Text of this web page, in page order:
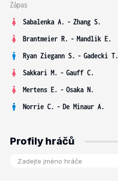
Zápas
Sabalenka A. - Zhang S.
Brantmeier R. - Mandlik E.
Ryan Ziegann S. - Gadecki T.
Sakkari M. - Gauff C.
Mertens E. - Osaka N.
Norrie C. - De Minaur A.
Profily hráčů